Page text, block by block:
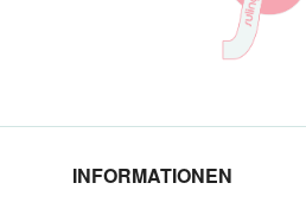
INFORMATIONEN